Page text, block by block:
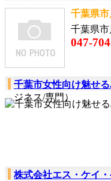
千葉県
千葉県
047-
千葉市女性向け魅せ
ジネス/専門）
株式会社エス・ケイ・